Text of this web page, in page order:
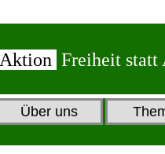
Aktion Freiheit statt
Über uns